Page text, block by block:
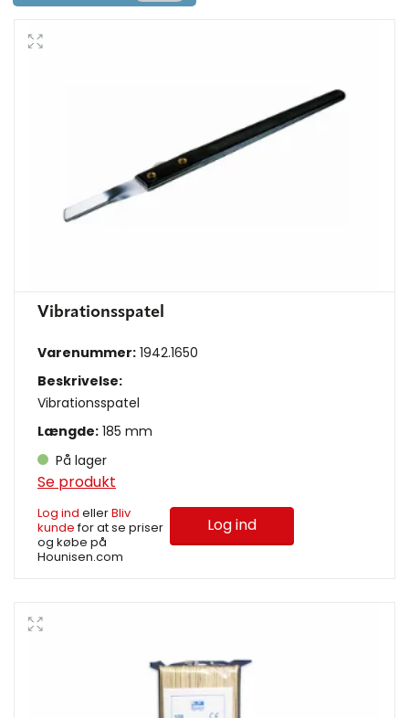
Vibrationsspatel
Varenummer: 1942.1650
Beskrivelse:
Vibrationsspatel
Længde: 185 mm
På lager
Se produkt
Log ind ellerBliv
kundefor at se priser
og købe på
Hounisen.com
Log ind